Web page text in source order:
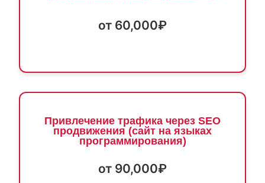
от 60,000₽
Привлечение трафика через SEO
продвижения (сайт на языках
программирования)
от 90,000₽